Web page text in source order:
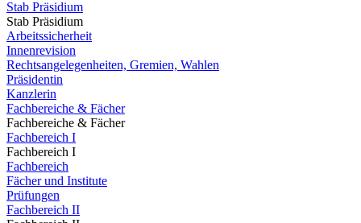
Stab Präsidium
Stab Präsidium
Arbeitssicherheit
Innenrevision
Rechtsangelegenheiten, Gremien, Wahlen
Präsidentin
Kanzlerin
Fachbereiche & Fächer
Fachbereiche & Fächer
Fachbereich I
Fachbereich I
Fachbereich
Fächer und Institute
Prüfungen
Fachbereich II